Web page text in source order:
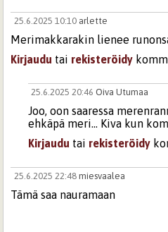
25.6.2025 10:10 arlette
Merimakkarakin lienee
Kirjaudu tai rekisteröidy
25.6.2025 20:46Oiva Utumaa
Joo, oon saaressa
ehkäpä meri... Kiva kun
Kirjaudu tai rekisteröidy
25.6.2025 22:48 miesvaalea
Tämä saa nauramaan